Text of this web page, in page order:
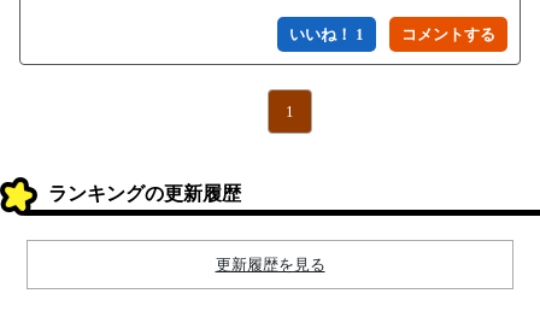
いいね！ 1
1
ランキングの更新履歴
更新履歴を見る